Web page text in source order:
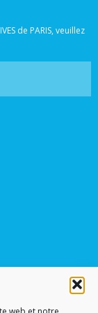
de PARIS, veuillez